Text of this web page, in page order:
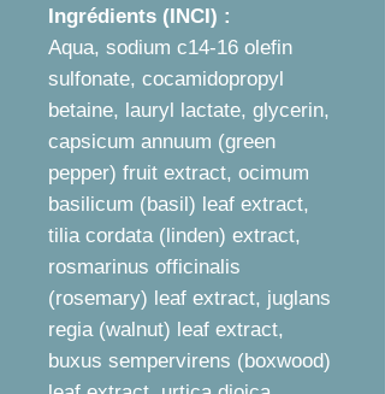
Ingrédients (INCI) :
Aqua, sodium c14-16 olefin
sulfonate, cocamidopropyl
betaine, lauryl lactate, glycerin,
capsicum annuum (green
pepper) fruit extract, ocimum
basilicum (basil) leaf extract,
tilia cordata (linden) extract,
rosmarinus officinalis
(rosemary) leaf extract, juglans
regia (walnut) leaf extract,
buxus sempervirens (boxwood)